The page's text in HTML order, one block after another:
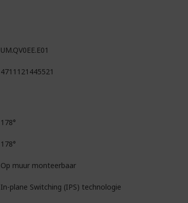
UM.QV0EE.E01
4711121445521
178°
178°
Op muur monteerbaar
In-plane Switching (IPS) technologie